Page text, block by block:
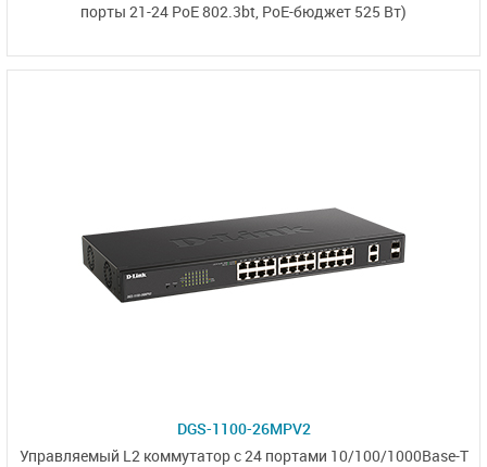
порты 21-24 PoE 802.3bt, PoE-бюджет 525 Вт)
DGS-1100-26MPV2
Управляемый L2 коммутатор с 24 портами 10/100/1000Base-T